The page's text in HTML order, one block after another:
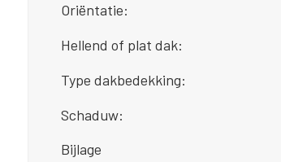
Oriëntatie:
Hellend of plat dak:
Type dakbedekking:
Schaduw:
Bijlage